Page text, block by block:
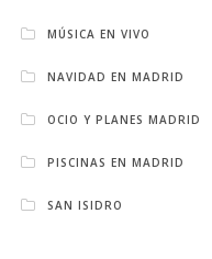
MÚSICA EN VIVO
NAVIDAD EN MADRID
OCIO Y PLANES MADRID
PISCINAS EN MADRID
SAN ISIDRO